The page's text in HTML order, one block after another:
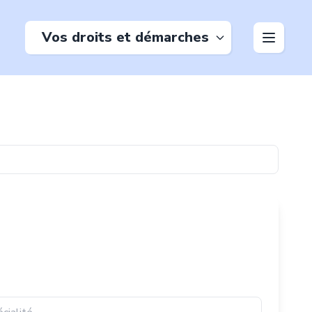
Vos droits et démarches